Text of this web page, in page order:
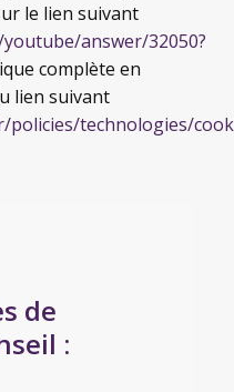
le lien suivant
answer/32050?
complète en
lien suivant
technologies/
de
: